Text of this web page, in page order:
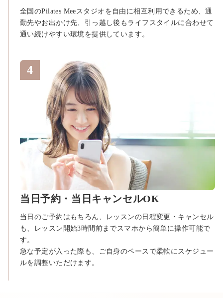
全国のPilates Meeスタジオを自由に相互利用できるため、通
勤先やお出かけ先、引っ越し後もライフスタイルに合わせて
通い続けやすい環境を提供しています。
当日予約・当日キャンセルOK
当日のご予約はもちろん、レッスンの日程変更・キャンセル
も、レッスン開始3時間前までスマホから簡単に操作可能で
す。
急な予定が入った際も、ご自身のペースで柔軟にスケジュー
ルを調整いただけます。